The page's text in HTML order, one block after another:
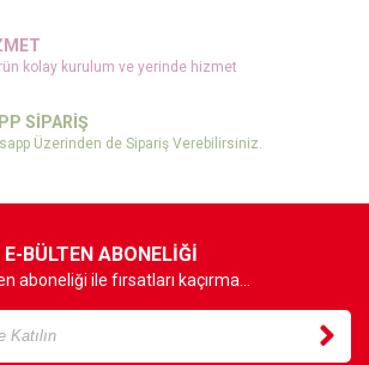
kolay kurulum ve yerinde hizmet
SİPARİŞ
Üzerinden de Sipariş Verebilirsiniz.
E-BÜLTEN ABONELİĞİ
aboneliği ile fırsatları kaçırma...